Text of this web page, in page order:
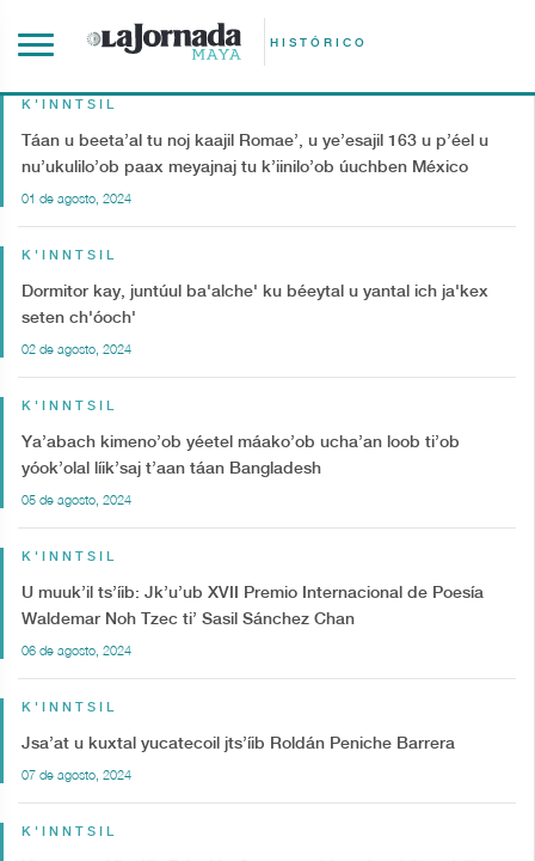
HISTÓRICO
K'INNTSIL
Táan u beeta’al tu noj kaajil Romae’, u ye’esajil 163 u p’éel u
nu’ukulilo’ob paax meyajnaj tu k’iinilo’ob úuchben México
01 de agosto, 2024
K'INNTSIL
Dormitor kay, juntúul ba'alche' ku béeytal u yantal ich ja'kex
seten ch'óoch'
02 de agosto, 2024
K'INNTSIL
Ya’abach kimeno’ob yéetel máako’ob ucha’an loob ti’ob
yóok’olal líik’saj t’aan táan Bangladesh
05 de agosto, 2024
K'INNTSIL
U muuk’il ts’íib: Jk’u’ub XVII Premio Internacional de Poesía
Waldemar Noh Tzec ti’ Sasil Sánchez Chan
06 de agosto, 2024
K'INNTSIL
Jsa’at u kuxtal yucatecoil jts’íib Roldán Peniche Barrera
07 de agosto, 2024
K'INNTSIL